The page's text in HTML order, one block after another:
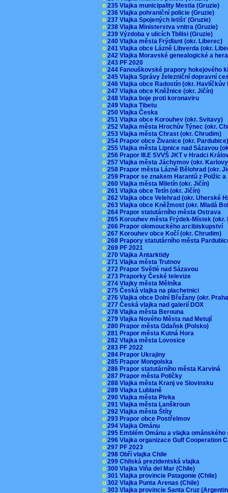
o 235 Vlajka municipality Mestia (Gruzie)
o 236 Vlajka pohraniční policie (Gruzie)
o 237 Vlajka Spojených letišť (Gruzie)
o 238 Vlajka Ministerstva vnitra (Gruzie)
o 239 Výzdoba v ulicích Tbilisi (Gruzie)
o 240 Vlajka města Frýdlant (okr. Liberec)
o 241 Vlajka obce Lázně Libverda (okr.
o 242 Vlajka Moravské genealogické a
o 243 PF 2020
o 244 Fanouškovské prapory hokejového
o 245 Vlajka Správy železniční dopravní
o 246 Vlajka obce Radostín (okr.
o 247 Vlajka obce Kněžnice (okr. Jičín)
o 248 Vlajka boje proti koronaviru
o 249 Vlajka Tibetu
o 250 Vlajka Česka
o 251 Vlajka obce Korouhev (okr. Svitavy)
o 252 Vlajka města Hrochův Týnec (okr.
o 253 Vlajka města Chrast (okr. Chrudim)
o 254 Prapor obce Živanice (okr.
o 255 Vlajka města Lipnice nad Sázavou
o 256 Prapor III.E SVVŠ JKT v Hradci
o 257 Vlajka města Jáchymov (okr.
o 258 Prapor města Lázně Bělohrad (okr.
o 259 Prapor se znakem Harantů z Polžic
o 260 Vlajka města Miletín (okr. Jičín)
o 261 Vlajka obce Tetín (okr. Jičín)
o 262 Vlajka obce Velehrad (okr. Uherské
o 263 Vlajka obce Kněžmost (okr. Mladá
o 264 Prapor statutárního města Ostrava
o 265 Korouhev města Frýdek-Místek
o 266 Prapor olomouckého arcibiskupství
o 267 Korouhev obce Kočí (okr. Chrudim)
o 268 Prapory statutárního města
o 269 PF 2021
o 270 Vlajka Antarktidy
o 271 Vlajka města Trutnov
o 272 Prapor Světlé nad Sázavou
o 273 Praporky České televize
o 274 Vlajky města Mělníka
o 275 Česká vlajka na plachetnici
o 276 Vlajka obce Dolní Břežany (okr.
o 277 Česká vlajka nad galerií DOX
o 278 Vlajka města Berouna
o 279 Vlajka Nového Města nad Metují
o 280 Prapor města Gdaňsk (Polsko)
o 281 Prapor města Kutná Hora
o 282 Vlajka města Lovosice
o 283 PF 2022
o 284 Prapor Ukrajiny
o 285 Prapor Mongolska
o 286 Prapor statutárního města Karviná
o 287 Prapor města Poličky
o 288 Vlajka města Kranj ve Slovinsku
o 289 Vlajka Lublaně
o 290 Vlajka města Pivka
o 291 Vlajka města Lanškroun
o 292 Vlajka města Štíty
o 293 Prapor obce Postřelmov
o 294 Vlajka Ománu
o 295 Emblém Ománu a vlajka
o 296 Vlajka organizace Gulf Cooperation
o 297 PF 2023
o 298 Obří vlajka Chile
o 299 Chilská prezidentská vlajka
o 300 Vlajka Viňa del Mar (Chile)
o 301 Vlajka provincie Patagonie (Chile)
o 302 Vlajka Punta Arenas (Chile)
o 303 Vlajka provincie Santa Cruz